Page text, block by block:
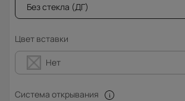
Без стекла (ДГ)
Цвет вставки
Нет
Система открывания